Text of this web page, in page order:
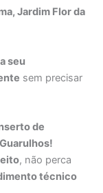
Jardim Flor da
seu
sem precisar
de
, não perca
técnico